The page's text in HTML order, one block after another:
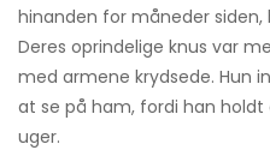
hinanden for måneder
Deres oprindelige knus var
med armene krydsede. Hun
at se på ham, fordi han
uger.